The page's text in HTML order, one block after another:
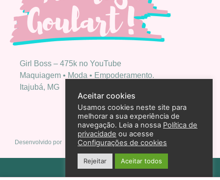
Girl Boss – 475k no YouTube
Maquiagem • Moda • Empoderamento.
Itajubá, MG
Desenvolvido por
Política de privacidade
Aceitar cookies
Usamos cookies neste site para
melhorar a sua experiência de
navegação. Leia a nossa Política de
privacidade ou acesse
Configurações de cookies
Rejeitar Aceitar todos